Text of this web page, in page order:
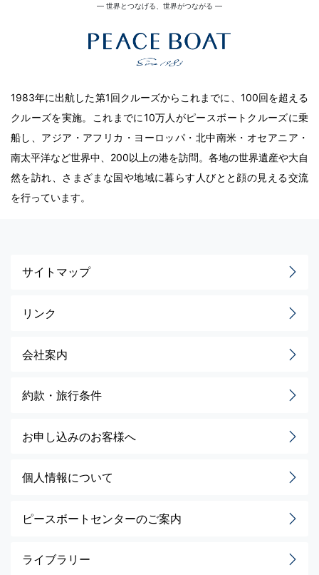
― 世界とつなげる、世界がつながる ―
1983年に出航した第1回クルーズからこれまでに、100回を超える
クルーズを実施。これまでに10万人がピースボートクルーズに乗
船し、アジア・アフリカ・ヨーロッパ・北中南米・オセアニア・
南太平洋など世界中、200以上の港を訪問。各地の世界遺産や大自
然を訪れ、さまざまな国や地域に暮らす人びとと顔の見える交流
を行っています。
サイトマップ
リンク
会社案内
約款・旅行条件
お申し込みのお客様へ
個人情報について
ピースボートセンターのご案内
ライブラリー